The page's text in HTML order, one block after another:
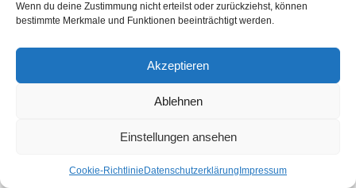
Wenn du deine Zustimmung nicht erteilst oder zurückziehst, können
bestimmte Merkmale und Funktionen beeinträchtigt werden.
Akzeptieren
Ablehnen
Einstellungen ansehen
Cookie-Richtlinie Datenschutzerklärung Impressum
Nachhaltige Kulinarik im
SONNENTOR — wenn du
weißt, wo jede Zutat herkommt
Radurlaub im Südburgenland
ohne Auto: Mit Bus & Bike auf
Schreibe das erste Kommentar zu diesem Artikel.